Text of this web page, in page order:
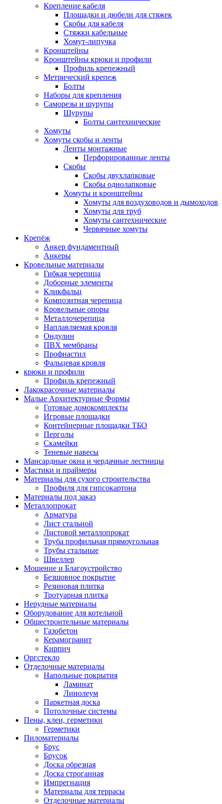
Крепление кабеля
Площадки и дюбели для стяжек
Скобы для кабеля
Стяжки кабельные
Хомут-липучка
Кронштейны
Кронштейны крюки и профили
Профиль крепежный
Метрический крепеж
Болты
Наборы для крепления
Саморезы и шурупы
Шурупы
Болты сантехнические
Хомуты
Хомуты скобы и ленты
Ленты монтажные
Перфорированные ленты
Скобы
Скобы двухлапковые
Скобы однолапковые
Хомуты и кронштейны
Хомуты для воздуховодов и дымоходов
Хомуты для труб
Хомуты сантехнические
Червячные хомуты
Крепёж
Анкер фундаментный
Анкеры
Кровельные материалы
Гибкая черепица
Доборные элементы
Кликфальц
Композитная черепица
Кровельные опоры
Металлочерепица
Наплавляемая кровля
Ондулин
ПВХ мембраны
Профнастил
Фальцевая кровля
крюки и профили
Профиль крепежный
Лакокрасочные материалы
Малые Архитектурные Формы
Готовые домокомплекты
Игровые площадки
Контейнерные площадки ТБО
Перголы
Скамейки
Теневые навесы
Мансардные окна и чердачные лестницы
Мастики и праймеры
Материалы для сухого строительства
Профиля для гипсокартона
Материалы под заказ
Металлопрокат
Арматура
Лист стальной
Листовой металлопрокат
Труба профильная прямоугольная
Трубы стальные
Швеллер
Мощение и Благоустройство
Безшовное покрытие
Резиновая плитка
Тротуарная плитка
Нерудные материалы
Оборудование для котельной
Общестроительные материалы
Газобетон
Керамогранит
Кирпич
Оргстекло
Отделочные материалы
Напольные покрытия
Ламинат
Линолеум
Паркетная доска
Потолочные системы
Пены, клеи, герметики
Герметики
Пиломатериалы
Брус
Брусок
Доска обрезная
Доска строганная
Импрегнация
Материалы для террасы
Отделочные материалы